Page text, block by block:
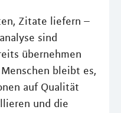
Zitate liefern –
sind
übernehmen
bleibt es,
auf Qualität
und die